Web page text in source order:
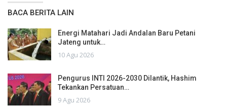
BACA BERITA LAIN
Energi Matahari Jadi Andalan Baru Petani
Jateng untuk…
10 Agu 2026
Pengurus INTI 2026-2030 Dilantik, Hashim
Tekankan Persatuan…
9 Agu 2026